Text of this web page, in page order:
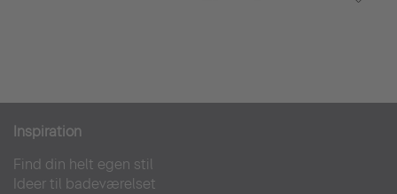
Inspiration
Find din helt egen stil
Ideer til badeværelset